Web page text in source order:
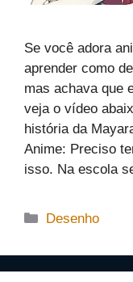
Se você adora
aprender como
mas achava que
veja o vídeo
história da
Anime: Preciso
isso. Na escola
Categorias
Desenho